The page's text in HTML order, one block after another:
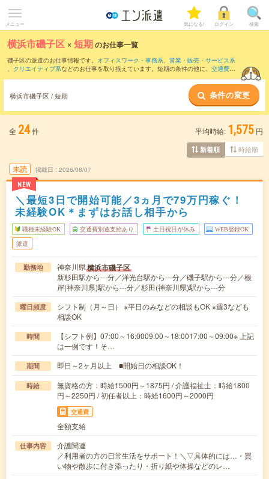
メニュー 気になる! ログイン 検索
横浜市磯子区 ×短期のお仕事一覧
磯子区の派遣のお仕事情報です。 オフィスワーク・事務系、 営業・販売・サービス系
、 クリエイティブ系などのお仕事を取り揃えています。短期の条件の他に、 交通費別
横浜市磯子区 / 短期 条件の変更
全 24件 平均時給: 1,575 円
新着順 時給順
未読
NEW
掲載日 2026/08/07
＼最短3日で開始可能／3ヵ月で79万円稼ぐ！
未経験OK＊まずはお話し相手から
職種未経験OK 交通費別途支給あり 土日祝日が休み WEB登録OK
派遣
勤務地 神奈川県横浜市磯子区
新杉田駅から---分／洋光台駅から---分／磯子駅から---分／根
岸(神奈川県)駅から---分／杉田(神奈川県)駅から---分
曜日頻度
シフト制（月～日） ※平日のみなどの相談もOK ※週3なども
相談OK
時間
【シフト例】07:00～16:0009:00～18:0017:00～09:00※ 上記
は一例です！そ…
期間 即日～2ヶ月以上 ■開始日の相談OK！
時給
無資格の方：時給1500円～1875円 / 介護福祉士：時給1800
円～2250円 / 初任者以上：時給1600円～2000円
交通費
全額支給
仕事内容
介護関連
／利用者の方の日常生活をサポート！＼▽具体的には…・買
い物や散歩に付き添ったり・折り紙や体操などのレ…